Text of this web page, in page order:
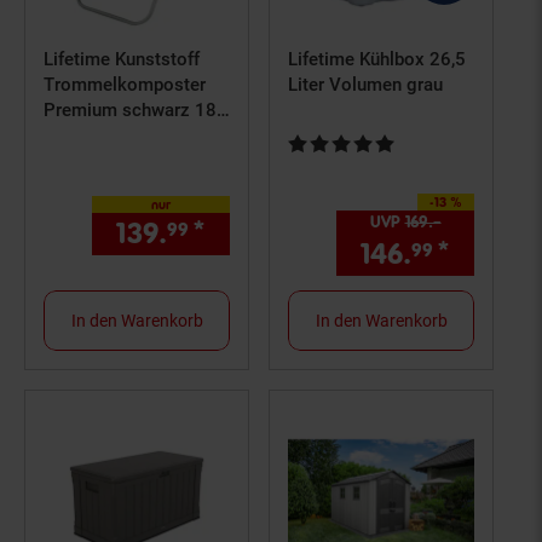
Lifetime Kunststoff
Trommelkomposter
Premium schwarz 189
nur
139.99 * € Sternchen
In den Warenkorb
Lifetime Kühlbox 26,5
Liter Volumen grau
Kundenbewertung: 5 von 5
-13 %
Sie Sparen 13 Prozent,
UVP169.–UVP :
146.99 *
In den Warenkorb